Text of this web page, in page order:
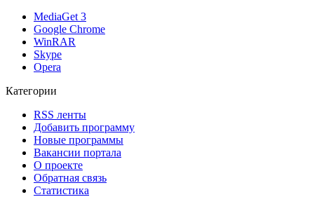
MediaGet 3
Google Chrome
WinRAR
Skype
Opera
Категории
RSS ленты
Добавить программу
Новые программы
Вакансии портала
О проекте
Обратная связь
Статистика